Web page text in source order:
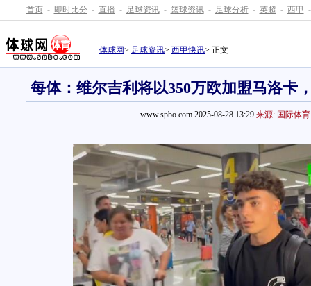
首页 - 即时比分 - 直播 - 足球资讯 - 篮球资讯 - 足球分析 - 英超 - 西甲 -
体球网> 足球资讯> 西甲快讯> 正文
每体：维尔吉利将以350万欧加盟马洛卡
www.spbo.com 2025-08-28 13:29 来源: 国际体育